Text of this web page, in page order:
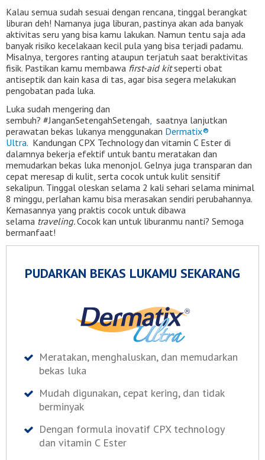
Kalau semua sudah sesuai dengan rencana, tinggal berangkat
liburan deh! Namanya juga liburan, pastinya akan ada banyak
aktivitas seru yang bisa kamu lakukan. Namun tentu saja ada
banyak risiko kecelakaan kecil pula yang bisa terjadi padamu.
Misalnya, tergores ranting ataupun terjatuh saat beraktivitas
fisik. Pastikan kamu membawa first-aid kitseperti obat
antiseptik dan kain kasa di tas, agar bisa segera melakukan
pengobatan pada luka.
Luka sudah mengering dan
sembuh? #JanganSetengahSetengah, saatnya lanjutkan
perawatan bekas lukanya menggunakan Dermatix®
Ultra. Kandungan CPX Technology dan vitamin C Ester di
dalamnya bekerja efektif untuk bantu meratakan dan
memudarkan bekas luka menonjol. Gelnya juga transparan dan
cepat meresap di kulit, serta cocok untuk kulit sensitif
sekalipun. Tinggal oleskan selama 2 kali sehari selama minimal
8 minggu, perlahan kamu bisa merasakan sendiri perubahannya.
Kemasannya yang praktis cocok untuk dibawa
selama traveling.Cocok kan untuk liburanmu nanti? Semoga
bermanfaat!
PUDARKAN BEKAS LUKAMU SEKARANG
Meratakan, menghaluskan, dan memudarkan
bekas luka
Mudah digunakan, cepat kering, dan tidak
berminyak
Dengan formula inovatif CPX technology
dan vitamin C Ester